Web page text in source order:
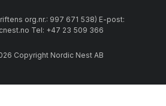
org.nr.: 997 671 538) E-post:
Tel: +47 23 509 366
Copyright Nordic Nest AB